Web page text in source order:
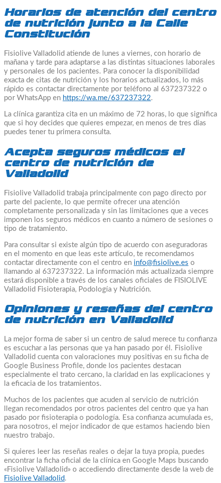
Horarios de atención del centro
de nutrición junto a la Calle
Constitución
Fisiolive Valladolid atiende de lunes a viernes, con horario de
mañana y tarde para adaptarse a las distintas situaciones laborales
y personales de los pacientes. Para conocer la disponibilidad
exacta de citas de nutrición y los horarios actualizados, lo más
rápido es contactar directamente por teléfono al 637237322 o
por WhatsApp en https://wa.me/637237322.
La clínica garantiza cita en un máximo de 72 horas, lo que significa
que si hoy decides que quieres empezar, en menos de tres días
puedes tener tu primera consulta.
Acepta seguros médicos el
centro de nutrición de
Valladolid
Fisiolive Valladolid trabaja principalmente con pago directo por
parte del paciente, lo que permite ofrecer una atención
completamente personalizada y sin las limitaciones que a veces
imponen los seguros médicos en cuanto a número de sesiones o
tipo de tratamiento.
Para consultar si existe algún tipo de acuerdo con aseguradoras
en el momento en que leas este artículo, te recomendamos
contactar directamente con el centro en info@fisiolive.es o
llamando al 637237322. La información más actualizada siempre
estará disponible a través de los canales oficiales de FISIOLIVE
Valladolid Fisioterapia, Podología y Nutrición.
Opiniones y reseñas del centro
de nutrición en Valladolid
La mejor forma de saber si un centro de salud merece tu confianza
es escuchar a las personas que ya han pasado por él. Fisiolive
Valladolid cuenta con valoraciones muy positivas en su ficha de
Google Business Profile, donde los pacientes destacan
especialmente el trato cercano, la claridad en las explicaciones y
la eficacia de los tratamientos.
Muchos de los pacientes que acuden al servicio de nutrición
llegan recomendados por otros pacientes del centro que ya han
pasado por fisioterapia o podología. Esa confianza acumulada es,
para nosotros, el mejor indicador de que estamos haciendo bien
nuestro trabajo.
Si quieres leer las reseñas reales o dejar la tuya propia, puedes
encontrar la ficha oficial de la clínica en Google Maps buscando
«Fisiolive Valladolid» o accediendo directamente desde la web de
Fisiolive Valladolid.